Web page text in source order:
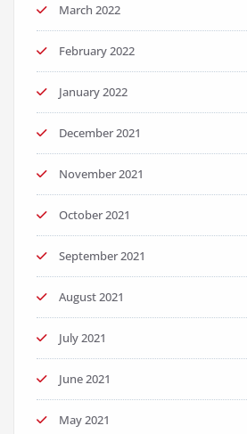
March 2022
February 2022
January 2022
December 2021
November 2021
October 2021
September 2021
August 2021
July 2021
June 2021
May 2021